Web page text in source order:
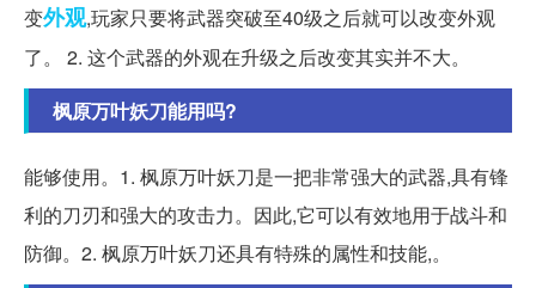
变外观,玩家只要将武器突破至40级之后就可以改变外观
了。 2. 这个武器的外观在升级之后改变其实并不大。
枫原万叶妖刀能用吗?
能够使用。1. 枫原万叶妖刀是一把非常强大的武器,具有锋
利的刀刃和强大的攻击力。因此,它可以有效地用于战斗和
防御。2. 枫原万叶妖刀还具有特殊的属性和技能,。